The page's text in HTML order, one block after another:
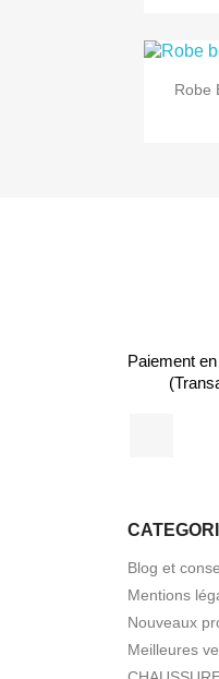
Robe
Paiement
Blog et
Mentions
Nouveaux
Meilleures